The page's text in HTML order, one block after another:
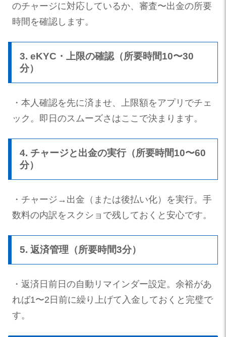
のチャージに対応しているか、審査〜出金の所要
時間を確認します。
3. eKYC・上限の確認（所要時間10〜30
分）
・本人確認を先に済ませ、上限額をアプリでチェ
ック。即日のスムーズさはここで決まります。
4. チャージと出金の実行（所要時間10〜60
分）
・チャージ→出金（または後払い化）を実行。手
数料の内訳をスクショで残しておくと安心です。
5. 返済管理（所要時間3分）
・返済日前日の自動リマインダー設定。余裕があ
れば1〜2日前に繰り上げて入金しておくと完璧で
す。